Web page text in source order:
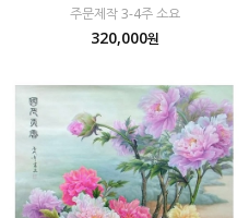
주문제작 3-4주 소요
320,000원